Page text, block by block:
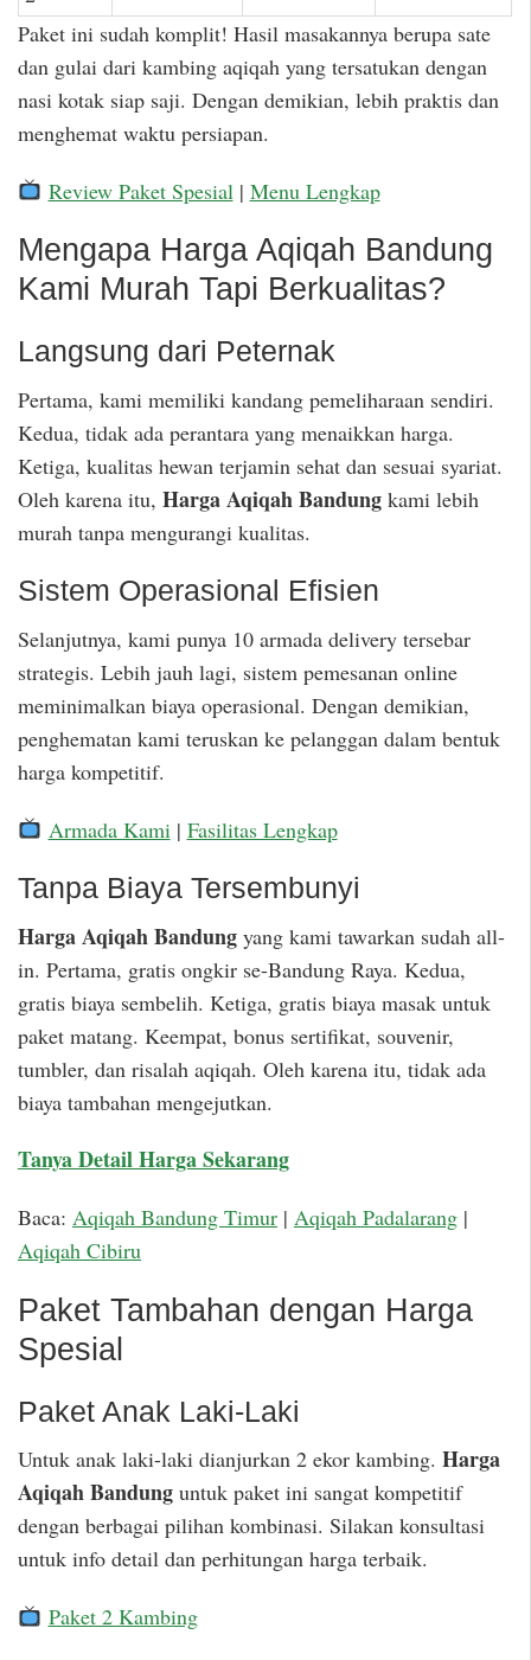
Paket ini sudah komplit! Hasil masakannya berupa sate
dan gulai dari kambing aqiqah yang tersatukan dengan
nasi kotak siap saji. Dengan demikian, lebih praktis dan
menghemat waktu persiapan.
Review Paket Spesial | Menu Lengkap
Mengapa Harga Aqiqah Bandung
Kami Murah Tapi Berkualitas?
Langsung dari Peternak
Pertama, kami memiliki kandang pemeliharaan sendiri.
Kedua, tidak ada perantara yang menaikkan harga.
Ketiga, kualitas hewan terjamin sehat dan sesuai syariat.
Oleh karena itu, Harga Aqiqah Bandung kami lebih
murah tanpa mengurangi kualitas.
Sistem Operasional Efisien
Selanjutnya, kami punya 10 armada delivery tersebar
strategis. Lebih jauh lagi, sistem pemesanan online
meminimalkan biaya operasional. Dengan demikian,
penghematan kami teruskan ke pelanggan dalam bentuk
harga kompetitif.
Armada Kami | Fasilitas Lengkap
Tanpa Biaya Tersembunyi
Harga Aqiqah Bandung yang kami tawarkan sudah all-
in. Pertama, gratis ongkir se-Bandung Raya. Kedua,
gratis biaya sembelih. Ketiga, gratis biaya masak untuk
paket matang. Keempat, bonus sertifikat, souvenir,
tumbler, dan risalah aqiqah. Oleh karena itu, tidak ada
biaya tambahan mengejutkan.
Tanya Detail Harga Sekarang
Baca: Aqiqah Bandung Timur | Aqiqah Padalarang |
Aqiqah Cibiru
Paket Tambahan dengan Harga
Spesial
Paket Anak Laki-Laki
Untuk anak laki-laki dianjurkan 2 ekor kambing. Harga
Aqiqah Bandung untuk paket ini sangat kompetitif
dengan berbagai pilihan kombinasi. Silakan konsultasi
untuk info detail dan perhitungan harga terbaik.
Paket 2 Kambing